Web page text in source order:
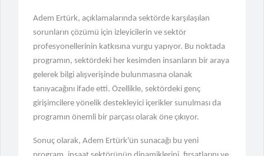
Adem Ertürk, açıklamalarında sektörde karşılaşılan
sorunların çözümü için izleyicilerin ve sektör
profesyonellerinin katkısına vurgu yapıyor. Bu noktada
programın, sektördeki her kesimden insanların bir araya
gelerek bilgi alışverişinde bulunmasına olanak
tanıyacağını ifade etti. Özellikle, sektördeki genç
girişimcilere yönelik destekleyici içerikler sunulması da
programın önemli bir parçası olarak öne çıkıyor.
Sonuç olarak, Adem Ertürk'ün sunacağı bu yeni